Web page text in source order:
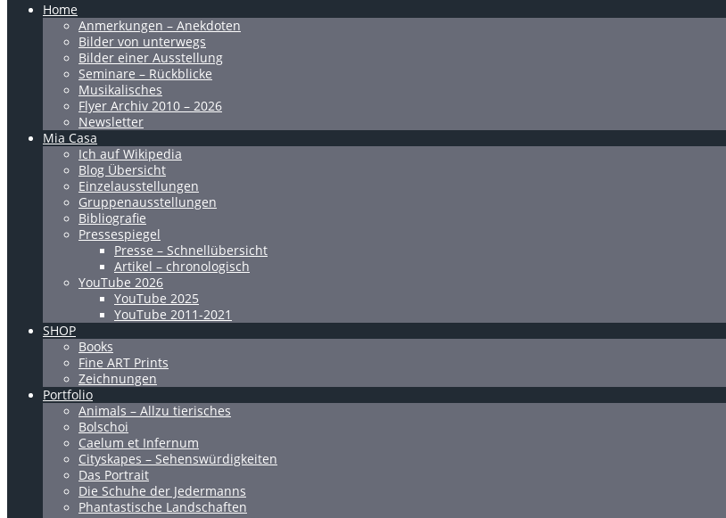
Home
Anmerkungen – Anekdoten
Bilder von unterwegs
Bilder einer Ausstellung
Seminare – Rückblicke
Musikalisches
Flyer Archiv 2010 – 2026
Newsletter
Mia Casa
Ich auf Wikipedia
Blog Übersicht
Einzelausstellungen
Gruppenausstellungen
Bibliografie
Pressespiegel
Presse – Schnellübersicht
Artikel – chronologisch
YouTube 2026
YouTube 2025
YouTube 2011-2021
SHOP
Books
Fine ART Prints
Zeichnungen
Portfolio
Animals – Allzu tierisches
Bolschoi
Caelum et Infernum
Cityskapes – Sehenswürdigkeiten
Das Portrait
Die Schuhe der Jedermanns
Phantastische Landschaften